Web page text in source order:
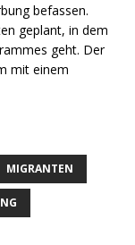
befassen.
geplant, in dem
geht. Der
mit einem
MIGRANTEN